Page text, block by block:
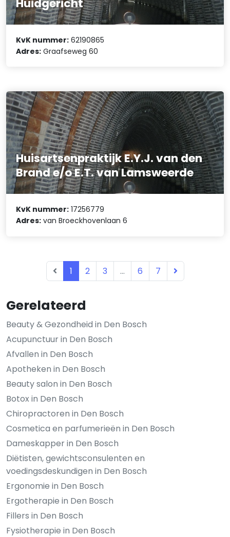
Gerelateerd
Beauty & Gezondheid in Den Bosch
Acupunctuur in Den Bosch
Afvallen in Den Bosch
Apotheken in Den Bosch
Beauty salon in Den Bosch
Botox in Den Bosch
Chiropractoren in Den Bosch
Cosmetica en parfumerieën in Den Bosch
Dameskapper in Den Bosch
Diëtisten, gewichtsconsulenten en
voedingsdeskundigen in Den Bosch
Ergonomie in Den Bosch
Ergotherapie in Den Bosch
Fillers in Den Bosch
Fysiotherapie in Den Bosch
KvK nummer: 62190865
Adres: Graafseweg 60
Huisartsenpraktijk E.Y.J. van den
Brand e/o E.T. van Lamsweerde
KvK nummer: 17256779
Adres: van Broeckhovenlaan 6
1 2 3 ... 6 7